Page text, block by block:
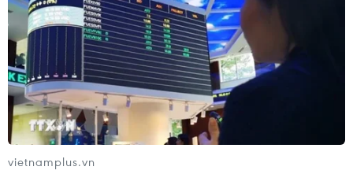
Nhân dịp này, ghi nhận những thành tích đóng
góp vào công tác đối ngoại nhân dânnói chung,
Liên hiệp các tổ chức hữu nghị Việt Nam đã trao
tặng Bức trướng; Kỷniệm chương "Vì hòa bình
hữu nghị giữa các dân tộc" và Bằng khen tặng
Hội hữunghị Việt Nam-Séc, một số tập thể và cá
nhân hội./.
vietnamplus.vn